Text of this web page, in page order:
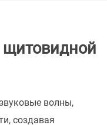
волны,
создавая